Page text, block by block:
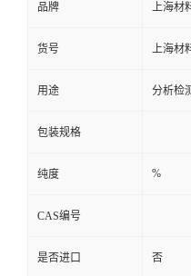
品牌 上海材
货号 上海材
用途 分析检
包装规格
纯度 %
CAS编号
是否进口 否